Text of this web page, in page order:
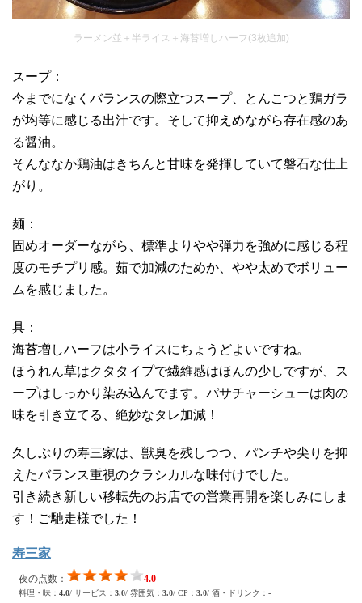
ラーメン並＋半ライス＋海苔増しハーフ(3枚追加)
スープ：
今までになくバランスの際立つスープ、とんこつと鶏ガラ
が均等に感じる出汁です。そして抑えめながら存在感のあ
る醤油。
そんななか鶏油はきちんと甘味を発揮していて磐石な仕上
がり。
麺：
固めオーダーながら、標準よりやや弾力を強めに感じる程
度のモチプリ感。茹で加減のためか、やや太めでボリュー
ムを感じました。
具：
海苔増しハーフは小ライスにちょうどよいですね。
ほうれん草はクタタイプで繊維感はほんの少しですが、ス
ープはしっかり染み込んでます。パサチャーシューは肉の
味を引き立てる、絶妙なタレ加減！
久しぶりの寿三家は、獣臭を残しつつ、パンチや尖りを抑
えたバランス重視のクラシカルな味付けでした。
引き続き新しい移転先のお店での営業再開を楽しみにしま
す！ご馳走様でした！
寿三家